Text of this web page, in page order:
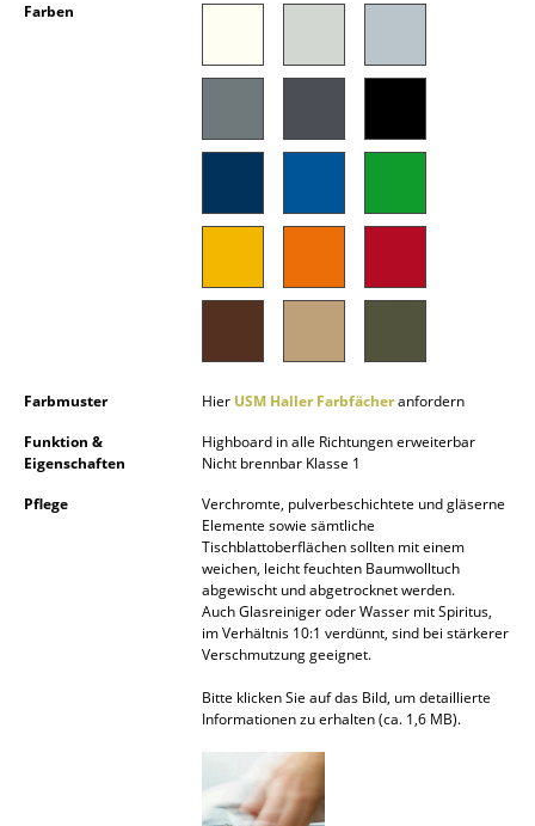
Einzelbetten
Vasen
Tabletts
Aufbewahrungsboxen
Farben
Farbmuster Hier USM Haller Farbfächeranfordern
Funktion &
Eigenschaften
Highboard in alle Richtungen erweiterbar
Nicht brennbar Klasse 1
Pflege
Verchromte, pulverbeschichtete und gläserne
Elemente sowie sämtliche
Tischblattoberflächen sollten mit einem
weichen, leicht feuchten Baumwolltuch
abgewischt und abgetrocknet werden.
Auch Glasreiniger oder Wasser mit Spiritus,
im Verhältnis 10:1 verdünnt, sind bei stärkerer
Verschmutzung geeignet.
Bitte klicken Sie auf das Bild, um detaillierte
Informationen zu erhalten (ca. 1,6 MB).